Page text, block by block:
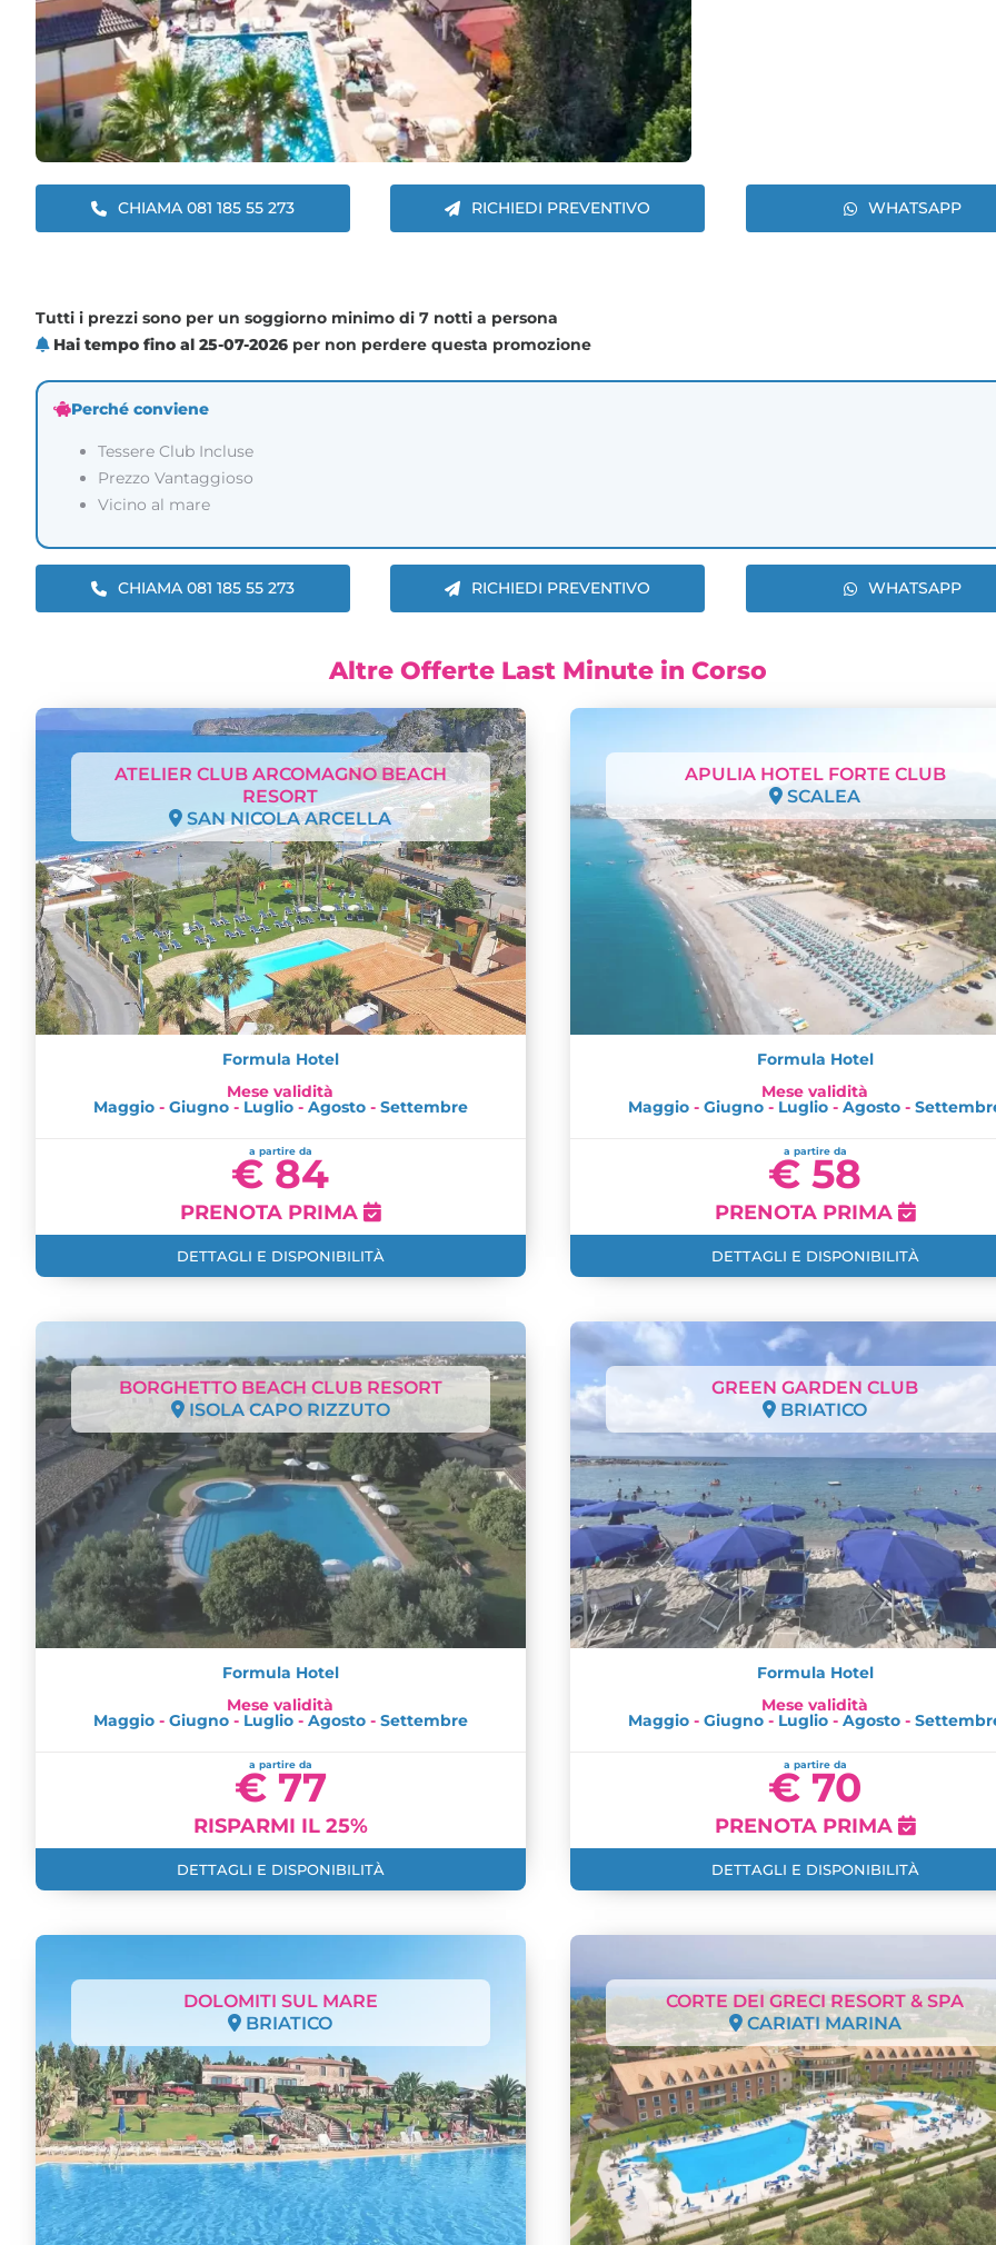
CHIAMA 081 185 55 273 RICHIEDI PREVENTIVO WHATSAPP
Tutti i prezzi sono per un soggiorno minimo di 7 notti a persona
Hai tempo fino al 25-07-2026 per non perdere questa promozione
Perché conviene
Tessere Club Incluse
Prezzo Vantaggioso
Vicino al mare
CHIAMA 081 185 55 273 RICHIEDI PREVENTIVO WHATSAPP
Altre Offerte Last Minute in Corso
ATELIER CLUB ARCOMAGNO BEACH
RESORT
SAN NICOLA ARCELLA
Formula Hotel
Mese validità
Maggio- Giugno- Luglio- Agosto- Settembre
a partire da
€ 84
PRENOTA PRIMA
DETTAGLI E DISPONIBILITÀ
APULIA HOTEL FORTE CLUB
SCALEA
Formula Hotel
Mese validità
Maggio- Giugno- Luglio- Agosto-
a partire da
€ 58
PRENOTA PRIMA
DETTAGLI E DISPONIBILITÀ
BORGHETTO BEACH CLUB RESORT
ISOLA CAPO RIZZUTO
Formula Hotel
Mese validità
Maggio- Giugno- Luglio- Agosto- Settembre
a partire da
€ 77
RISPARMI IL 25%
DETTAGLI E DISPONIBILITÀ
GREEN GARDEN CLUB
BRIATICO
Formula Hotel
Mese validità
Maggio- Giugno- Luglio- Agosto-
a partire da
€ 70
PRENOTA PRIMA
DETTAGLI E DISPONIBILITÀ
DOLOMITI SUL MARE
BRIATICO
CORTE DEI GRECI RESORT & SPA
CARIATI MARINA